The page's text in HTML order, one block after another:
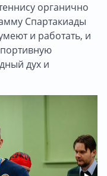
органично
Спартакиады
и работать, и
дух и